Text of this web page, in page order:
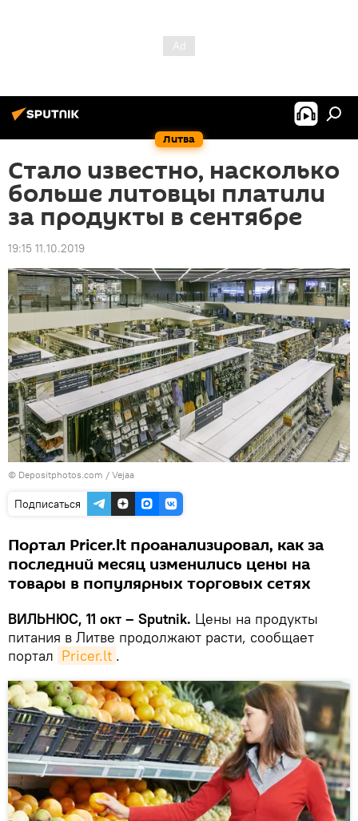
Литва
Стало известно, насколько
больше литовцы платили
за продукты в сентябре
19:15 11.10.2019
© Depositphotos.com / Vejaa
Подписаться
Портал Pricer.lt проанализировал, как за
последний месяц изменились цены на
товары в популярных торговых сетях
ВИЛЬНЮС, 11 окт – Sputnik. Цены на продукты
питания в Литве продолжают расти, сообщает
портал Pricer.lt .